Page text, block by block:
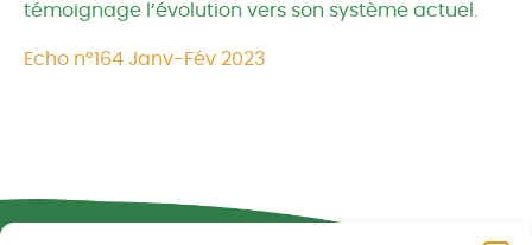
témoignage l’évolution vers son système actuel.
Echo n°164 Janv-Fév 2023
Réseau CIVAM - Campagnes vivantes